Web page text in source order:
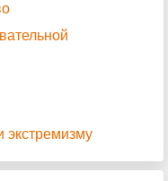
экстремизму